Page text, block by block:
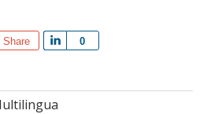
Share 0
Share